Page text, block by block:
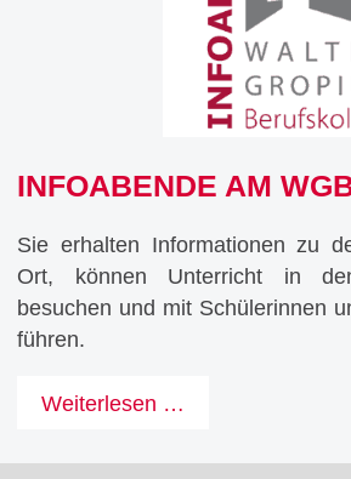
INFOABENDE AM
Sie erhalten Informationen zu
Ort, können Unterricht in
besuchen und mit Schülerinnen
führen.
Weiterlesen …
WGB